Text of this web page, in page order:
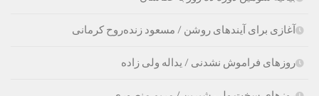
آغازی برای آینده‫ای روشن‬‬ / مسعود زنده‌‫روح کرمانی‬‬
روزهای فراموش نشدنی / یداله ولی زاده